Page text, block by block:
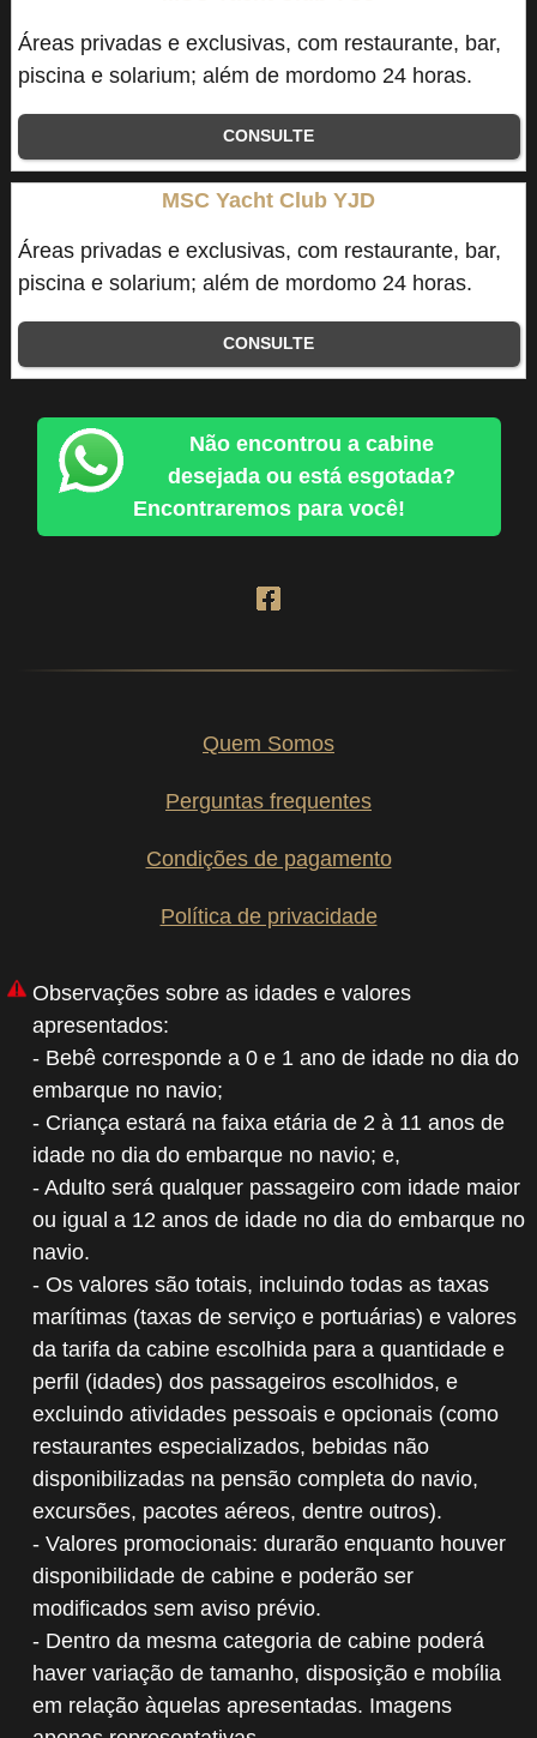
Áreas privadas e exclusivas, com restaurante, bar,
piscina e solarium; além de mordomo 24 horas.
CONSULTE
MSC Yacht Club YJD
Áreas privadas e exclusivas, com restaurante, bar,
piscina e solarium; além de mordomo 24 horas.
CONSULTE
Não encontrou a cabine
desejada ou está esgotada?
Encontraremos para você!
Quem Somos
Perguntas frequentes
Condições de pagamento
Política de privacidade
Observações sobre as idades e valores
apresentados:
- Bebê corresponde a 0 e 1 ano de idade no dia do
embarque no navio;
- Criança estará na faixa etária de 2 à 11 anos de
idade no dia do embarque no navio; e,
- Adulto será qualquer passageiro com idade maior
ou igual a 12 anos de idade no dia do embarque no
navio.
- Os valores são totais, incluindo todas as taxas
marítimas (taxas de serviço e portuárias) e valores
da tarifa da cabine escolhida para a quantidade e
perfil (idades) dos passageiros escolhidos, e
excluindo atividades pessoais e opcionais (como
restaurantes especializados, bebidas não
disponibilizadas na pensão completa do navio,
excursões, pacotes aéreos, dentre outros).
- Valores promocionais: durarão enquanto houver
disponibilidade de cabine e poderão ser
modificados sem aviso prévio.
- Dentro da mesma categoria de cabine poderá
haver variação de tamanho, disposição e mobília
em relação àquelas apresentadas. Imagens